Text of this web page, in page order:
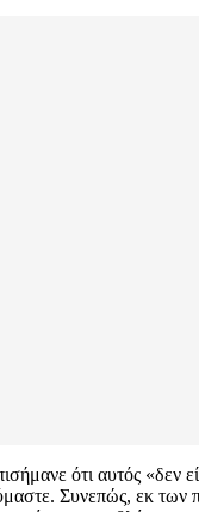
ότι αυτός «δεν
Συνεπώς, εκ των